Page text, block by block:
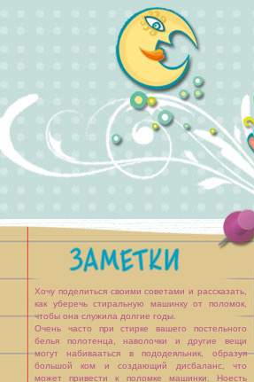
Хочу поделиться своими советами и рассказать,
как уберечь стиральную машинку от поломок,
чтобы она служила долгие годы.
Очень часто при стирке вашего постельного
белья полотенца, наволочки и другие вещи
могут набивааться в пододеяльник, образуя
большой ком и создающий дисбаланс, что
может привести к поломке машинки. Ноесть